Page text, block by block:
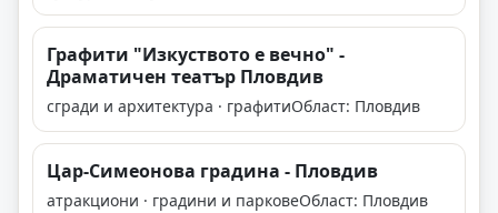
Графити "Изкуството е вечно" -
Драматичен театър Пловдив
сгради и архитектура · графитиОбласт: Пловдив
Цар-Симеонова градина - Пловдив
атракциони · градини и парковеОбласт: Пловдив